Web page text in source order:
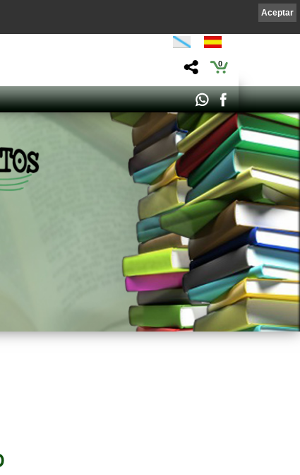
0
Aceptar